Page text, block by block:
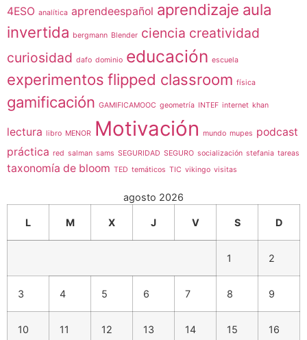
4ESO analítica aprendeespañol aprendizaje aula
invertida bergmann Blender ciencia creatividad
curiosidad dafo dominio educación escuela
experimentos flipped classroom física
gamificación GAMIFICAMOOC geometría INTEF internet khan
lectura libro MENOR Motivación mundo mupes podcast
práctica red salman sams SEGURIDAD SEGURO socialización stefania tareas
taxonomía de bloom TED temáticos TIC vikingo visitas
agosto 2026
L M X J V S D
1 2
3 4 5 6 7 8 9
10 11 12 13 14 15 16